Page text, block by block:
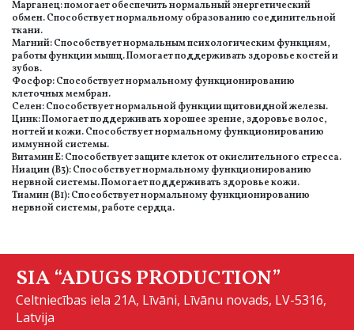
Марганец: помогает обеспечить нормальный энергетический
обмен. Способствует нормальному образованию соединительной
ткани.
Магний: Способствует нормальным психологическим функциям,
работы функции мышц. Помогает поддерживать здоровье костей и
зубов.
Фосфор: Способствует нормальному функционированию
клеточных мембран.
Селен: Способствует нормальной функции щитовидной железы.
Цинк: Помогает поддерживать хорошее зрение, здоровье волос,
ногтей и кожи. Способствует нормальному функционированию
иммунной системы.
Витамин Е: Способствует защите клеток от окислительного стресса.
Ниацин (В3): Способствует нормальному функционированию
нервной системы. Помогает поддерживать здоровье кожи.
Тиамин (B1): Способствует нормальному функционированию
нервной системы, работе сердца.
SIA “ADUGS PRODUCTION”
Celtniecības iela 21A, Līvāni, Līvānu novads, LV-5316,
Latvija